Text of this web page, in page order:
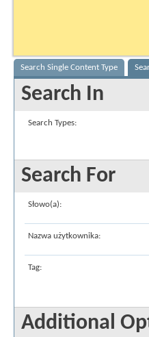
Search Single Content Type
Search In
Search Types:
Search For
Słowo(a):
Nazwa użytkownika:
Tag:
Additional